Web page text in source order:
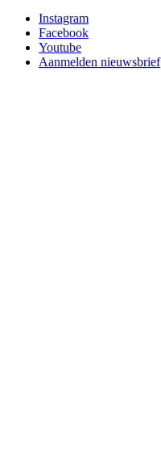
Instagram
Facebook
Youtube
Aanmelden nieuwsbrief